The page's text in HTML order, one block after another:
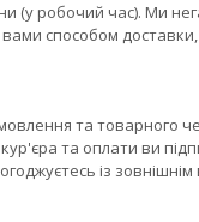
(у робочий час). Ми
способом
та
та оплати ви
із